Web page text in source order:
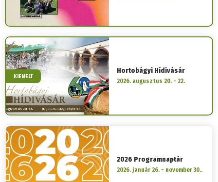
KIEMELT
Hortobágyi Hídivásár
2026. augusztus 20. - 22.
2026 Programnaptár
2026. január 26. - november 30..